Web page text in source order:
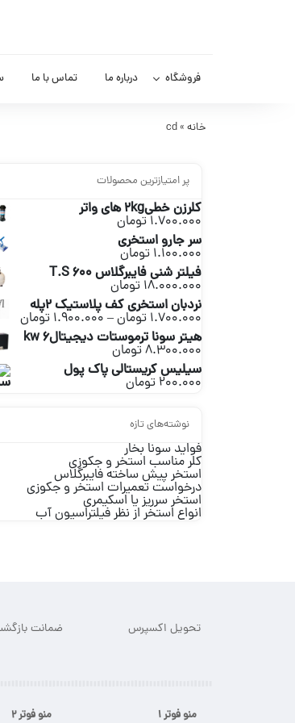
فروشگاه درباره ما تماس با ما
خانه »
cd
پر امتیازترین محصولات
کلرزن خطی2kg های واتر
1.700.000 تومان
سر جارو استخری
1.100.000 تومان
فیلتر شنی فایبرگلاس T.S 600
18.000.000 تومان
نردبان استخری کف پلاستیک 2پله
1.700.000 تومان–
1.900.000 تومان
هیتر سونا ترموستات دیجیتالkw 6
8.300.000تومان
سیلیس کریستالی پاک پول
200.000 تومان
نوشته‌های تازه
فواید سونا بخار
کلر مناسب استخر و جکوزی
استخر پیش ساخته فایبرگلاس
درخواست تعمیرات استخر و جکوزی
استخر سرریز یا اسکیمری
انواع استخر از نظر فیلتراسیون آب
تحویل اکسپرس ضمانت
منو فوتر 1 منو فوتر 2